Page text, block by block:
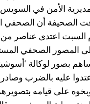
الأمن في
الصحيفة أن الصحفي
السبت اعتدى عناصر
المصور الصحفي
بصور لوكالة
عليه بالضرب
على قيامه